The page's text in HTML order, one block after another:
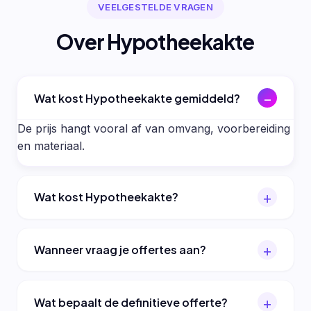
VEELGESTELDE VRAGEN
Over Hypotheekakte
Wat kost Hypotheekakte gemiddeld?
De prijs hangt vooral af van omvang, voorbereiding
en materiaal.
Wat kost Hypotheekakte?
Wanneer vraag je offertes aan?
Wat bepaalt de definitieve offerte?